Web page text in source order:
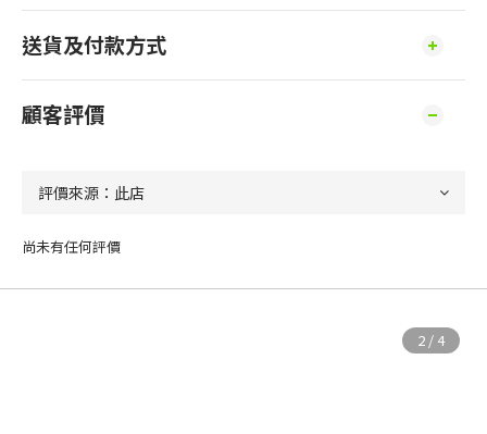
送貨及付款方式
顧客評價
尚未有任何評價